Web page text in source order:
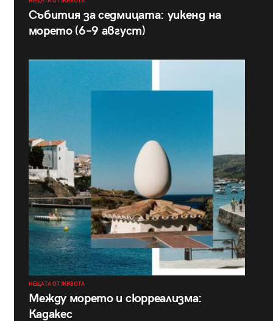
Събития за седмицата: уикенд на
морето (6–9 август)
НЕЩАТА ОТ ЖИВОТА
Между морето и сюрреализма:
Кадакес